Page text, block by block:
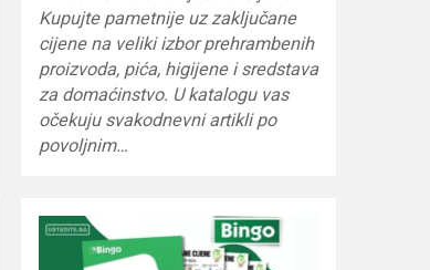
Kupujte pametnije uz zaključane
cijene na veliki izbor prehrambenih
proizvoda, pića, higijene i sredstava
za domaćinstvo. U katalogu vas
očekuju svakodnevni artikli po
povoljnim…